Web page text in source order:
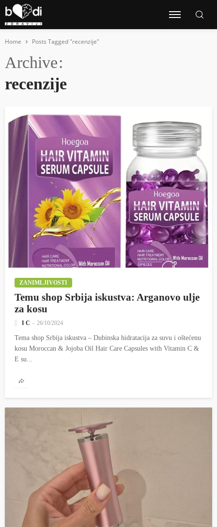
Home Posts Tagged "recenzije"
Archive
recenzije
ZANIMLJIVOSTI
Temu shop Srbija iskustva: Arganovo ulje
za kosu
I C 26/10/2024
Tema shop Srbija iskustva – Dubinska hidratacija za suvu i oštećenu
kosu Moroccan & Jojoba Oil Hair Care Capsules with Vitamin C &
E su...